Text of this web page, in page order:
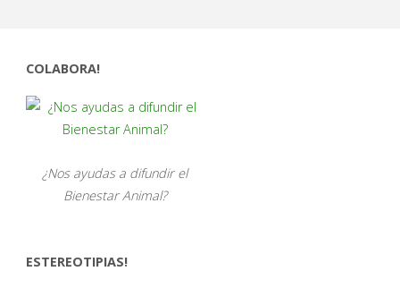
COLABORA!
¿Nos ayudas a difundir el
Bienestar Animal?
ESTEREOTIPIAS!